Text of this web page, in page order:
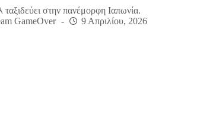
ταξιδεύει στην πανέμορφη Ιαπωνία.
GameOver
9 Απριλίου, 2026